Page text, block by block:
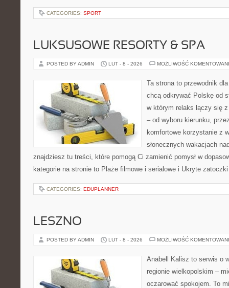
CATEGORIES: SPORT
LUKSUSOWE RESORTY & SPA
POSTED BY ADMIN LUT - 8 - 2026 MOŻLIWOŚĆ
Ta strona to przewodnik
chcą odkrywać Polskę od
w którym relaks łączy się
– od wyboru kierunku,
komfortowe korzystanie z
słonecznych wakacjach
znajdziesz tu treści, które pomogą Ci zamienić pomysł w
kategorie na stronie to Plaże filmowe i serialowe i Ukryte
CATEGORIES: EDUPLANNER
LESZNO
POSTED BY ADMIN LUT - 8 - 2026 MOŻLIWOŚĆ
Anabell Kalisz to serwis o
regionie wielkopolskim –
oczarować spokojem. To